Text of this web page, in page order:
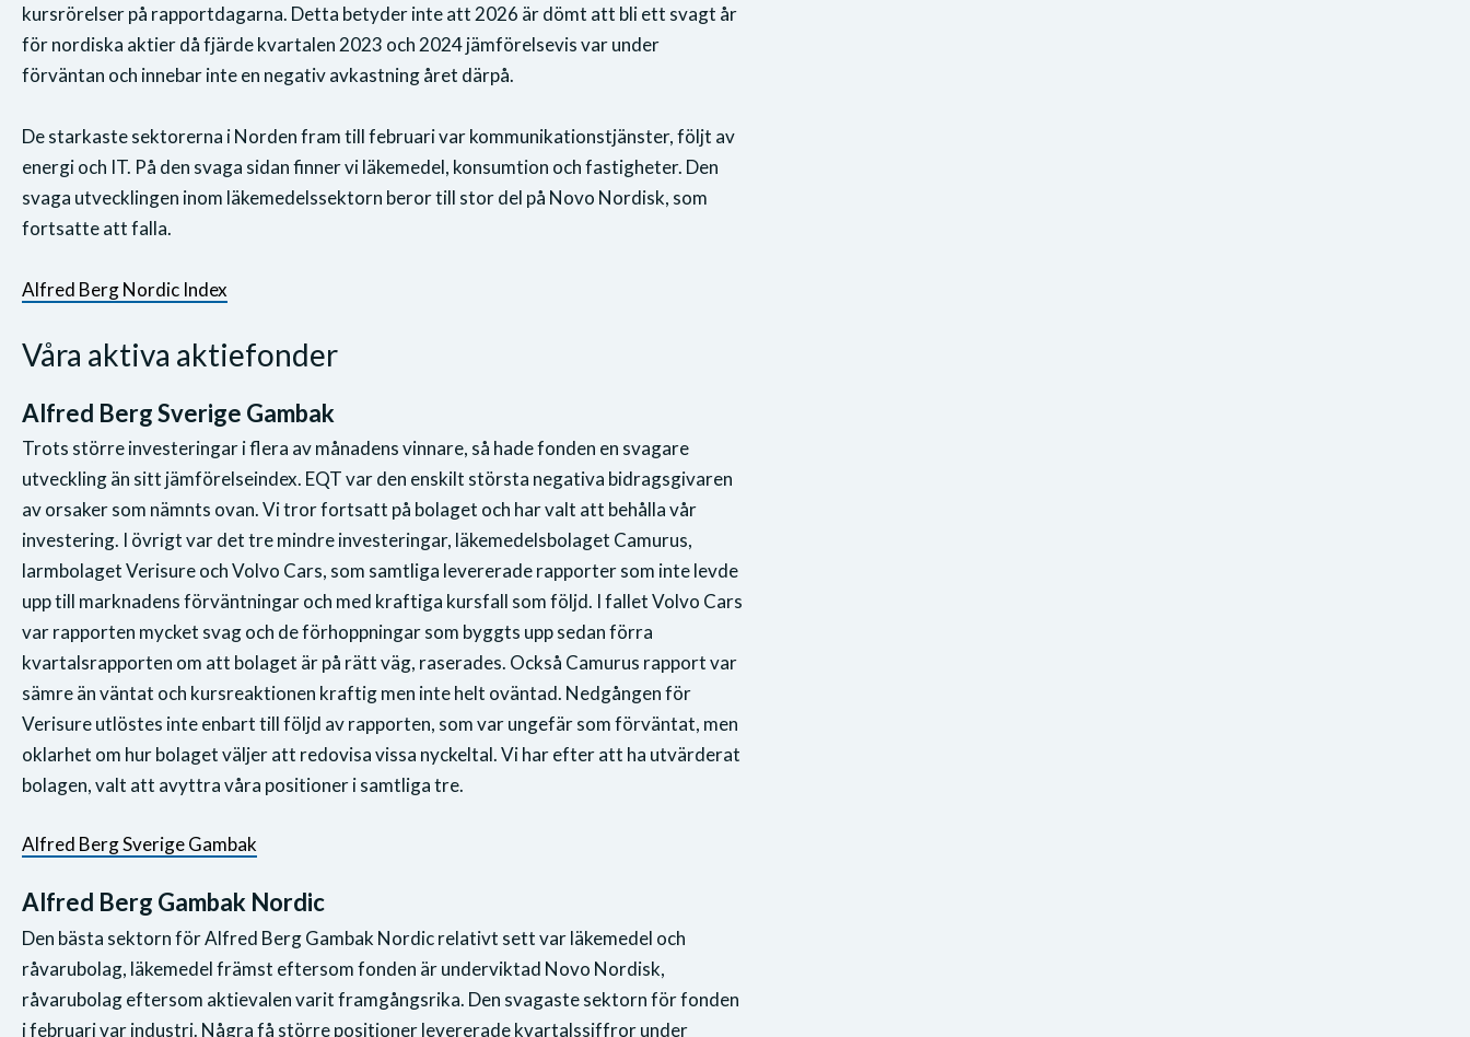
kursrörelser på rapportdagarna. Detta betyder inte att 2026 är dömt att bli ett svagt år
för nordiska aktier då fjärde kvartalen 2023 och 2024 jämförelsevis var under
förväntan och innebar inte en negativ avkastning året därpå.
De starkaste sektorerna i Norden fram till februari var kommunikationstjänster, följt av
energi och IT. På den svaga sidan finner vi läkemedel, konsumtion och fastigheter. Den
svaga utvecklingen inom läkemedelssektorn beror till stor del på Novo Nordisk, som
fortsatte att falla.
Alfred Berg Nordic Index
Våra aktiva aktiefonder
Alfred Berg Sverige Gambak
Trots större investeringar i flera av månadens vinnare, så hade fonden en svagare
utveckling än sitt jämförelseindex. EQT var den enskilt största negativa bidragsgivaren
av orsaker som nämnts ovan. Vi tror fortsatt på bolaget och har valt att behålla vår
investering. I övrigt var det tre mindre investeringar, läkemedelsbolaget Camurus,
larmbolaget Verisure och Volvo Cars, som samtliga levererade rapporter som inte levde
upp till marknadens förväntningar och med kraftiga kursfall som följd. I fallet Volvo Cars
var rapporten mycket svag och de förhoppningar som byggts upp sedan förra
kvartalsrapporten om att bolaget är på rätt väg, raserades. Också Camurus rapport var
sämre än väntat och kursreaktionen kraftig men inte helt oväntad. Nedgången för
Verisure utlöstes inte enbart till följd av rapporten, som var ungefär som förväntat, men
oklarhet om hur bolaget väljer att redovisa vissa nyckeltal. Vi har efter att ha utvärderat
bolagen, valt att avyttra våra positioner i samtliga tre.
Alfred Berg Sverige Gambak
Alfred Berg Gambak Nordic
Den bästa sektorn för Alfred Berg Gambak Nordic relativt sett var läkemedel och
råvarubolag, läkemedel främst eftersom fonden är underviktad Novo Nordisk,
råvarubolag eftersom aktievalen varit framgångsrika. Den svagaste sektorn för fonden
i februari var industri. Några få större positioner levererade kvartalssiffror under